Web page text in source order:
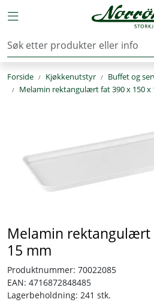
Toggle navigation
Forside Kjøkkenutstyr Buffet og
Melamin rektangulært fat 390 x 150 x
Melamin rektangulært
15 mm
Produktnummer: 70022085
EAN: 4716872848485
Lagerbeholdning: 241 stk.
Kjøkkenutstyr
Storkjøkken
Reservedeler
OUTLET
Løsninger
Tjenester